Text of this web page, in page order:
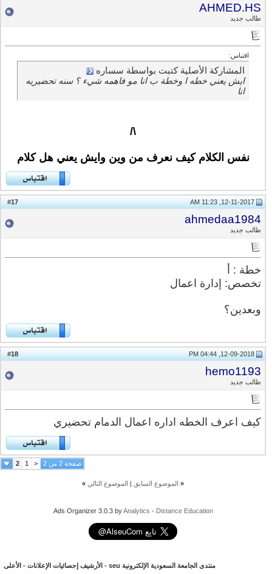
AHMED.HS
طالب جديد
اقتباس:
المشاركة الأصلية كتبت بواسطة سساره
ايش يعني خطه ا وخطة ب انا مو فاهمه شيء ؟ سنه تحضيريه
انا
نفس الكلام كيف نعرف من وين وايش يعني هل كلام
17 12-11-2017, 11:23 AM
ahmedaa1984
طالب جديد
خطة : أ
تخصص: إدارة اعمال
وبعدين؟
18 12-09-2018, 04:44 PM
hemo1193
طالب جديد
كيف اعرف الخطه اداره اعمال الدمام تحضيري
صفحة 2 من 2 <
1
الموضوع السابق| الموضوع التالي »
Ads Organizer 3.0.3 byAnalytics -Distance Education
منتدى الجامعة السعودية الإلكترونية seu - الأرشيف إحصائيات الإعلانات- الأعلى